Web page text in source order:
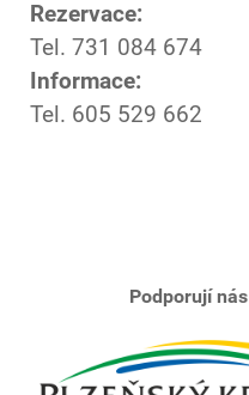
Rezervace:
Tel. 731 084 674
Informace:
Tel. 605 529 662
Podporují nás